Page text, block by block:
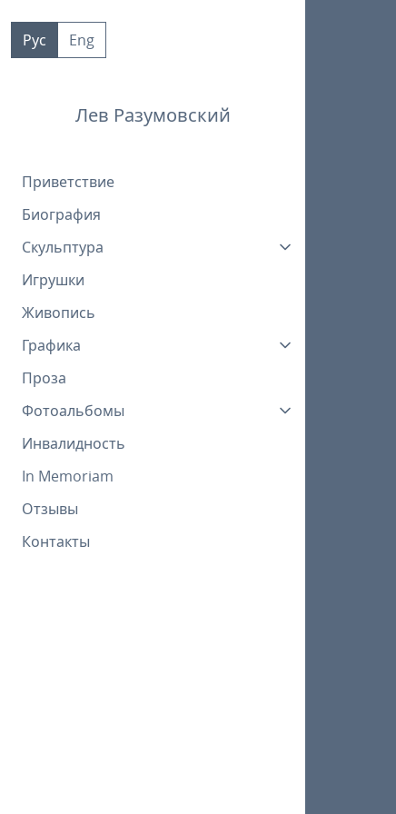
контенту
Рус Eng
Лев Разумовский
Приветствие
Биография
Скульптура
Игрушки
Живопись
Графика
Проза
Фотоальбомы
Инвалидность
In Memoriam
Отзывы
Контакты